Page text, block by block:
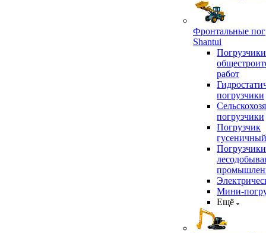
Фронтальные
Shantui
работ
погрузчики
погрузчики
Погрузчик
гусеничный
Мини-
Ещё